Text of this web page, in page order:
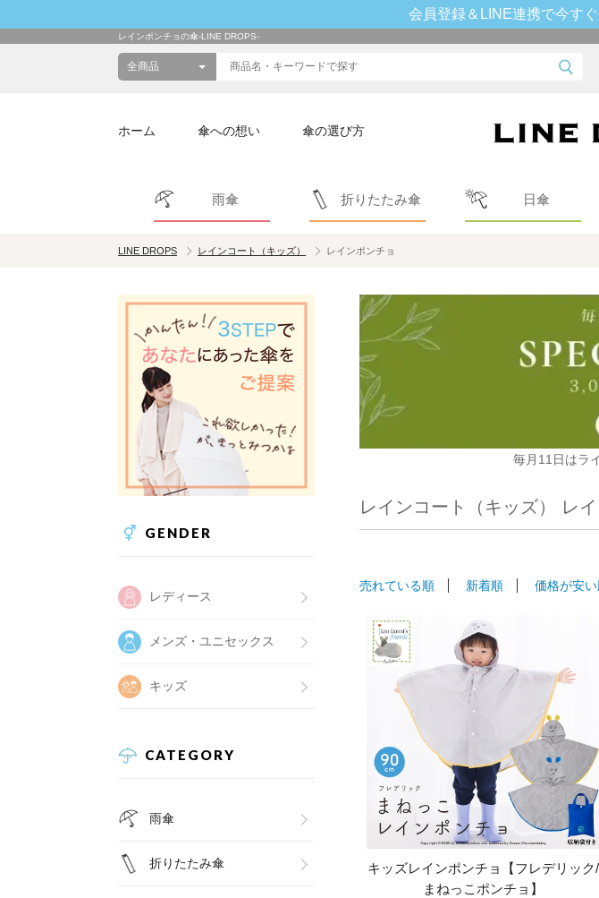
会員登録＆LINE連携で今す
レインポンチョの傘-LINE DROPS-
ホーム 傘への想い 傘の選び方
雨傘 折りたたみ傘 日傘
LINE DROPS レインコート（キッズ） レインポンチョ
GENDER
レディース
メンズ・ユニセックス
キッズ
CATEGORY
雨傘
折りたたみ傘
毎月11日はラ
レインコート（キッズ） レ
売れている順 新着順 価格が安
キッズレインポンチョ【フレデリック/
まねっこポンチョ】